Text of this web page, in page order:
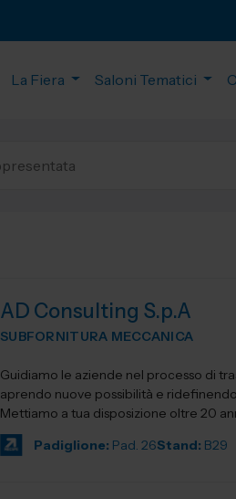
La Fiera Saloni Tematici
AD Consulting S.p.A
SUBFORNITURA MECCANICA
Guidiamo le aziende nel processo di
aprendo nuove possibilità e
Mettiamo a tua disposizione oltre 20
Padiglione: Pad. 26Stand: B29